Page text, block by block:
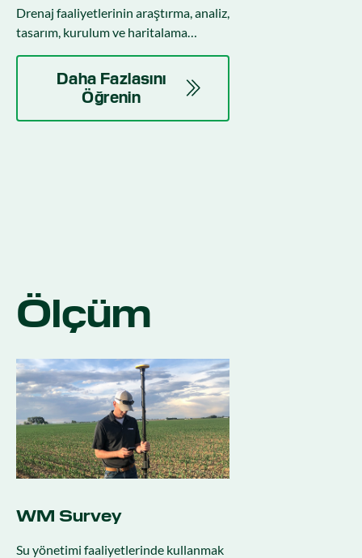
Drenaj faaliyetlerinin araştırma, analiz,
tasarım, kurulum ve haritalama
Daha Fazlasını
Öğrenin
Ölçüm
WM Survey
Su yönetimi faaliyetlerinde kullanmak